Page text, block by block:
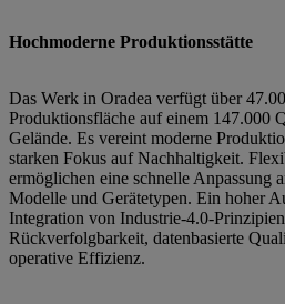
Hochmoderne Produktionsstätte
Das Werk in Oradea verfügt über
Produktionsfläche auf einem 147.000
Gelände. Es vereint moderne
starken Fokus auf Nachhaltigkeit.
ermöglichen eine schnelle Anpassung
Modelle und Gerätetypen. Ein hoher
Integration von Industrie-4.0-
Rückverfolgbarkeit, datenbasierte
operative Effizienz.